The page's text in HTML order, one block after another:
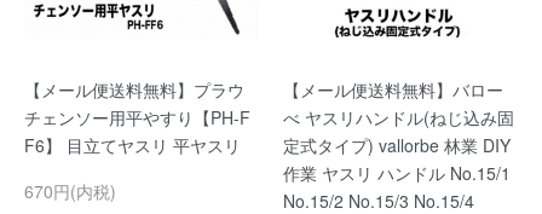
【メール便送料無料】プラウ
チェンソー用平やすり【PH-F
F6】 目立てヤスリ 平ヤスリ
670円(内税)
【メール便送料無料】バロー
べ ヤスリハンドル(ねじ込み固
定式タイプ) vallorbe 林業 DIY
作業 ヤスリ ハンドル No.15/1
No.15/2 No.15/3 No.15/4